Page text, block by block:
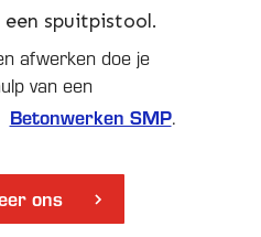
spuitpistool.
afwerken doe je
van een
Betonwerken SMP.
ons